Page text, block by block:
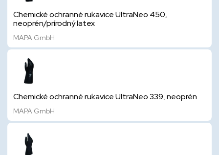
Chemické ochranné rukavice UltraNeo 450,
neoprén/prírodný latex
MAPA GmbH
Chemické ochranné rukavice UltraNeo 339, neoprén
MAPA GmbH